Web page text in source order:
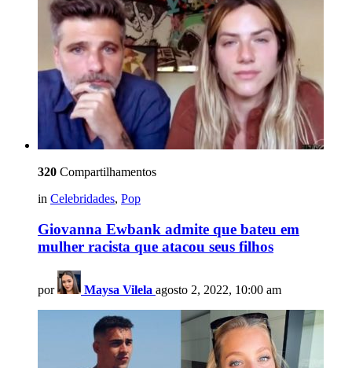
320 Compartilhamentos
in Celebridades, Pop
Giovanna Ewbank admite que bateu em
mulher racista que atacou seus filhos
por Maysa Vilela agosto 2, 2022, 10:00 am